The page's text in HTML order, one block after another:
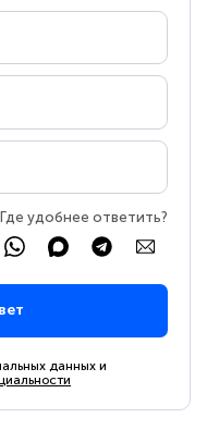
Где удобнее ответить?
данных и